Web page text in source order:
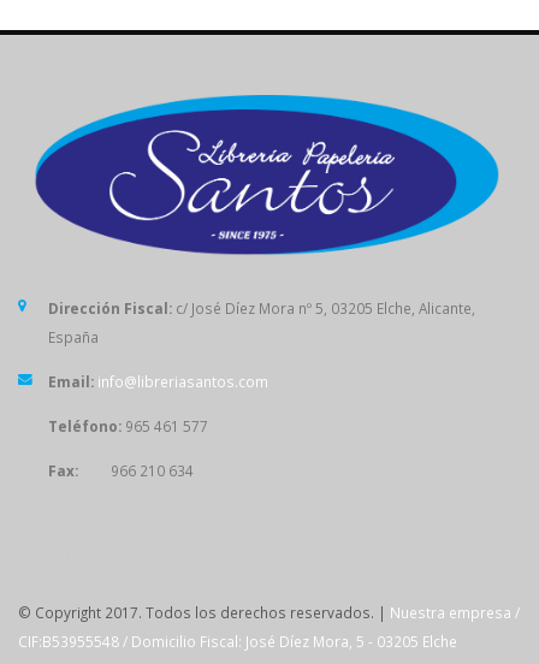
Dirección Fiscal: c/ José Díez Mora nº 5, 03205 Elche, Alicante,
España
Email: info@libreriasantos.com
Teléfono: 965 461 577
Fax: 966 210 634
© Copyright 2017. Todos los derechos reservados. | Nuestra empresa /
CIF:B53955548 / Domicilio Fiscal: José Díez Mora, 5 - 03205 Elche